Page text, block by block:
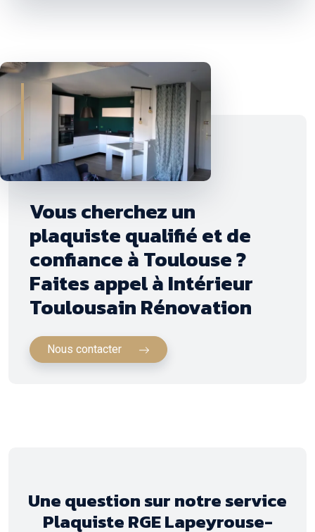
Vous cherchez un
plaquiste qualifié et de
confiance à Toulouse ?
Faites appel à Intérieur
Toulousain Rénovation
Nous contacter
Une question sur notre service
Plaquiste RGE Lapeyrouse-